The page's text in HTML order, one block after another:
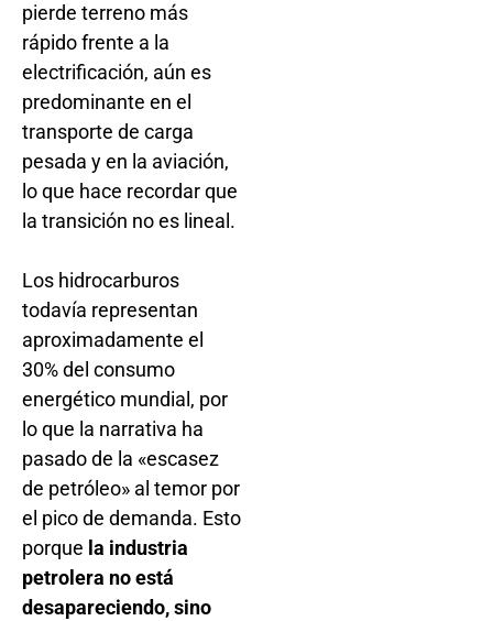
pierde terreno más
rápido frente a la
electrificación, aún es
predominante en el
transporte de carga
pesada y en la aviación,
lo que hace recordar que
la transición no es lineal.
Los hidrocarburos
todavía representan
aproximadamente el
30% del consumo
energético mundial, por
lo que la narrativa ha
pasado de la «escasez
de petróleo» al temor por
el pico de demanda. Esto
porque la industria
petrolera no está
desapareciendo, sino